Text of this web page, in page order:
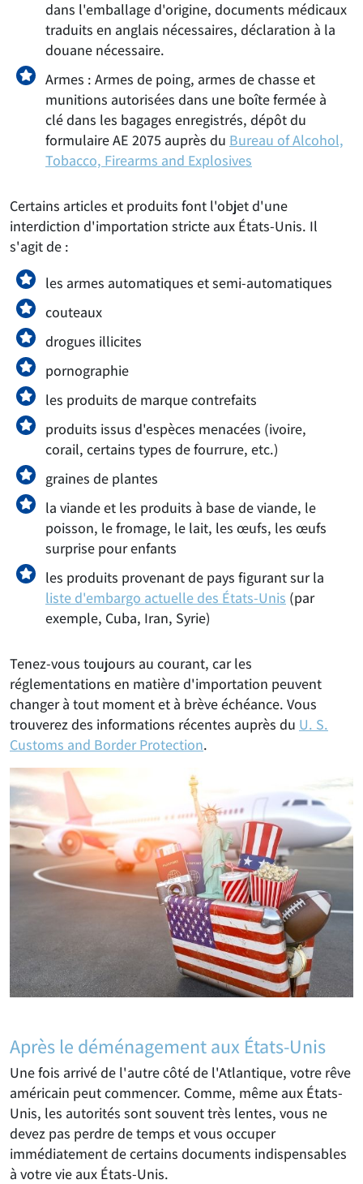
dans l'emballage d'origine, documents médicaux
traduits en anglais nécessaires, déclaration à la
douane nécessaire.
Armes : Armes de poing, armes de chasse et
munitions autorisées dans une boîte fermée à
clé dans les bagages enregistrés, dépôt du
formulaire AE 2075 auprès du Bureau of Alcohol,
Tobacco, Firearms and Explosives
Certains articles et produits font l'objet d'une
interdiction d'importation stricte aux États-Unis. Il
s'agit de :
les armes automatiques et semi-automatiques
couteaux
drogues illicites
pornographie
les produits de marque contrefaits
produits issus d'espèces menacées (ivoire,
corail, certains types de fourrure, etc.)
graines de plantes
la viande et les produits à base de viande, le
poisson, le fromage, le lait, les œufs, les œufs
surprise pour enfants
les produits provenant de pays figurant sur la
liste d'embargo actuelle des États-Unis (par
exemple, Cuba, Iran, Syrie)
Tenez-vous toujours au courant, car les
réglementations en matière d'importation peuvent
changer à tout moment et à brève échéance. Vous
trouverez des informations récentes auprès du U. S.
Customs and Border Protection.
Après le déménagement aux États-Unis
Une fois arrivé de l'autre côté de l'Atlantique, votre rêve
américain peut commencer. Comme, même aux États-
Unis, les autorités sont souvent très lentes, vous ne
devez pas perdre de temps et vous occuper
immédiatement de certains documents indispensables
à votre vie aux États-Unis.